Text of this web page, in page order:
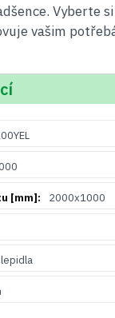
Vyberte
vašim
2000x1000